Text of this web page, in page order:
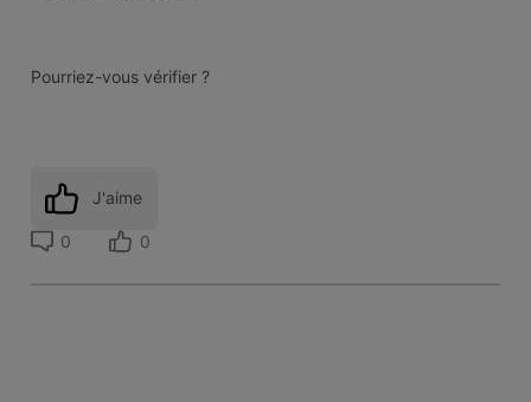
Pourriez-vous vérifier ?
J'aime
0 0